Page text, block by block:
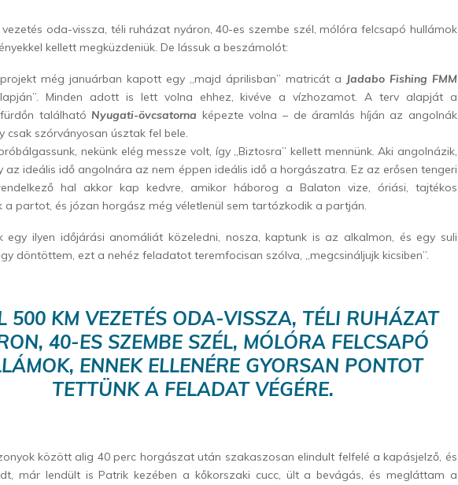
vezetés oda-vissza, téli ruházat nyáron, 40-es szembe szél, mólóra felcsapó hullámok
kellett megküzdeniük. De lássuk a beszámolót:
még januárban kapott egy „majd áprilisban” matricát a Jadabo Fishing FMM
Minden adott is lett volna ehhez, kivéve a vízhozamot. A terv alapját a
található Nyugati-övcsatorna képezte volna – de áramlás híján az angolnák
csak szórványosan úsztak fel bele.
nekünk elég messze volt, így „Biztosra” kellett mennünk. Aki angolnázik,
az ideális idő angolnára az nem éppen ideális idő a horgászatra. Ez az erősen tengeri
hal akkor kap kedvre, amikor háborog a Balaton vize, óriási, tajtékos
a partot, és józan horgász még véletlenül sem tartózkodik a partján.
egy ilyen időjárási anomáliát közeledni, nosza, kaptunk is az alkalmon, és egy suli
döntöttem, ezt a nehéz feladatot teremfocisan szólva, „megcsináljujk kicsiben”.
500 KM VEZETÉS ODA-VISSZA, TÉLI RUHÁZAT
40-ES SZEMBE SZÉL, MÓLÓRA FELCSAPÓ
ENNEK ELLENÉRE GYORSAN PONTOT
TETTÜNK A FELADAT VÉGÉRE.
között alig 40 perc horgászat után szakaszosan elindult felfelé a kapásjelző, és
már lendült is Patrik kezében a kőkorszaki cucc, ült a bevágás, és megláttam a